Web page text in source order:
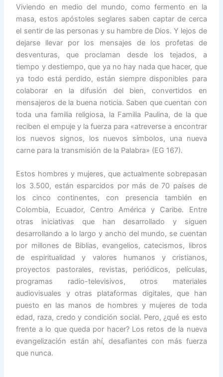
Viviendo en medio del mundo, como fermento en la
masa, estos apóstoles seglares saben captar de cerca
el sentir de las personas y su hambre de Dios. Y lejos de
dejarse llevar por los mensajes de los profetas de
desventuras, que proclaman desde los tejados, a
tiempo y destiempo, que ya no hay nada que hacer, que
ya todo está perdido, están siempre disponibles para
colaborar en la difusión del bien, convertidos en
mensajeros de la buena noticia. Saben que cuentan con
toda una familia religiosa, la Familia Paulina, de la que
reciben el empuje y la fuerza para «atreverse a encontrar
los nuevos signos, los nuevos símbolos, una nueva
carne para la transmisión de la Palabra» (EG 167).
Estos hombres y mujeres, que actualmente sobrepasan
los 3.500, están esparcidos por más de 70 países de
los cinco continentes, con presencia también en
Colombia, Ecuador, Centro América y Caribe. Entre
otras iniciativas que han desarrollado y siguen
desarrollando a lo largo y ancho del mundo, se cuentan
por millones de Biblias, evangelios, catecismos, libros
de espiritualidad y valores humanos y cristianos,
proyectos pastorales, revistas, periódicos, películas,
programas radio-televisivos, otros materiales
audiovisuales y otras plataformas digitales, que han
puesto en las manos de hombres y mujeres de toda
edad, raza, credo y condición social. Pero, ¿qué es esto
frente a lo que queda por hacer? Los retos de la nueva
evangelización están ahí, desafiantes con más fuerza
que nunca.